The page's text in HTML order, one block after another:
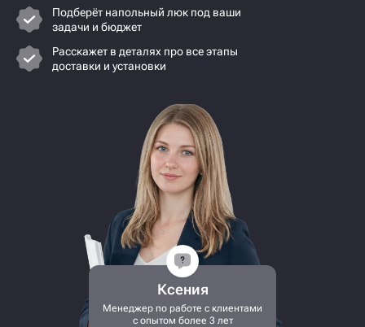
Подберёт напольный люк под ваши
задачи и бюджет
Расскажет в деталях про все этапы
доставки и установки
Ксения
Менеджер по работе с клиентами
с опытом более 3 лет